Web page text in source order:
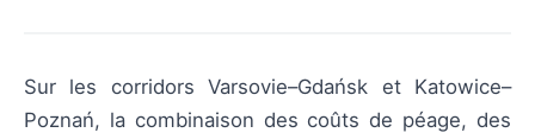
Sur les corridors Varsovie–Gdańsk et Katowice–
Poznań, la combinaison des coûts de péage, des